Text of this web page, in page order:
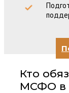
Кто
МСФО в